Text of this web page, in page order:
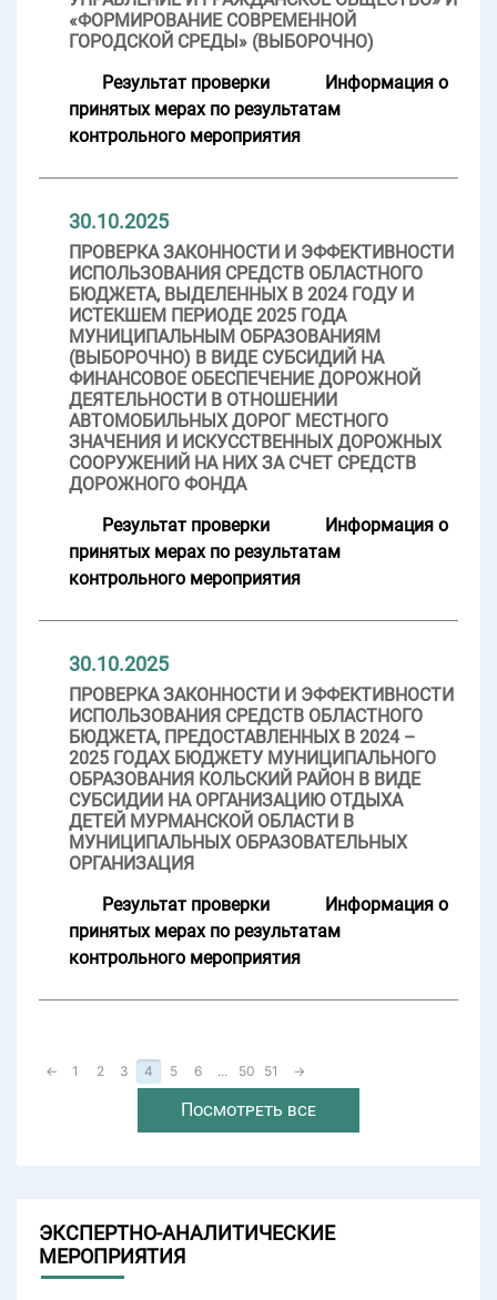
«ФОРМИРОВАНИЕ СОВРЕМЕННОЙ
ГОРОДСКОЙ СРЕДЫ» (ВЫБОРОЧНО)
Результат проверки
Информация о
принятых мерах по результатам
контрольного мероприятия
30.10.2025
ПРОВЕРКА ЗАКОННОСТИ И ЭФФЕКТИВНОСТИ
ИСПОЛЬЗОВАНИЯ СРЕДСТВ ОБЛАСТНОГО
БЮДЖЕТА, ВЫДЕЛЕННЫХ В 2024 ГОДУ И
ИСТЕКШЕМ ПЕРИОДЕ 2025 ГОДА
МУНИЦИПАЛЬНЫМ ОБРАЗОВАНИЯМ
(ВЫБОРОЧНО) В ВИДЕ СУБСИДИЙ НА
ФИНАНСОВОЕ ОБЕСПЕЧЕНИЕ ДОРОЖНОЙ
ДЕЯТЕЛЬНОСТИ В ОТНОШЕНИИ
АВТОМОБИЛЬНЫХ ДОРОГ МЕСТНОГО
ЗНАЧЕНИЯ И ИСКУССТВЕННЫХ ДОРОЖНЫХ
СООРУЖЕНИЙ НА НИХ ЗА СЧЕТ СРЕДСТВ
ДОРОЖНОГО ФОНДА
Результат проверки
Информация о
принятых мерах по результатам
контрольного мероприятия
30.10.2025
ПРОВЕРКА ЗАКОННОСТИ И ЭФФЕКТИВНОСТИ
ИСПОЛЬЗОВАНИЯ СРЕДСТВ ОБЛАСТНОГО
БЮДЖЕТА, ПРЕДОСТАВЛЕННЫХ В 2024 –
2025 ГОДАХ БЮДЖЕТУ МУНИЦИПАЛЬНОГО
ОБРАЗОВАНИЯ КОЛЬСКИЙ РАЙОН В ВИДЕ
СУБСИДИИ НА ОРГАНИЗАЦИЮ ОТДЫХА
ДЕТЕЙ МУРМАНСКОЙ ОБЛАСТИ В
МУНИЦИПАЛЬНЫХ ОБРАЗОВАТЕЛЬНЫХ
ОРГАНИЗАЦИЯ
Результат проверки
Информация о
принятых мерах по результатам
контрольного мероприятия
← 1 2 3 4 5 6 ... 50 51 →
Посмотреть все
ЭКСПЕРТНО-АНАЛИТИЧЕСКИЕ
МЕРОПРИЯТИЯ